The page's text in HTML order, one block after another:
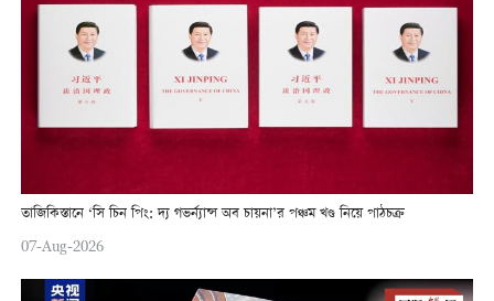
তাজিকিস্তানে ‘সি চিন পিং: দ্য গভর্ন্যান্স অব চায়না’র পঞ্চম খণ্ড নিয়ে পাঠচক্র
07-Aug-2026